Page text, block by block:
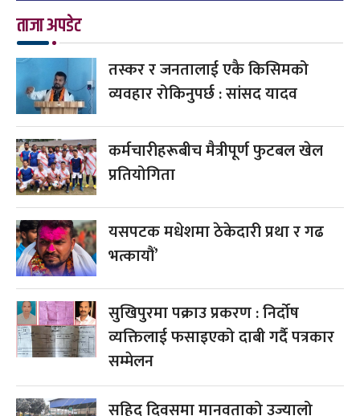
ताजा अपडेट
तस्कर र जनतालाई एकै किसिमको
व्यवहार रोकिनुपर्छ : सांसद यादव
कर्मचारीहरूबीच मैत्रीपूर्ण फुटबल खेल
प्रतियोगिता
यसपटक मधेशमा ठेकेदारी प्रथा र गढ
भत्कायौं’
सुखिपुरमा पक्राउ प्रकरण : निर्दोष
व्यक्तिलाई फसाइएको दाबी गर्दै पत्रकार
सम्मेलन
सहिद दिवसमा मानवताको उज्यालो